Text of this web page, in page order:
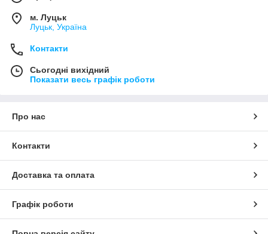
м. Луцьк
Луцьк, Україна
Контакти
Сьогодні вихідний
Показати весь графік роботи
Про нас
Контакти
Доставка та оплата
Графік роботи